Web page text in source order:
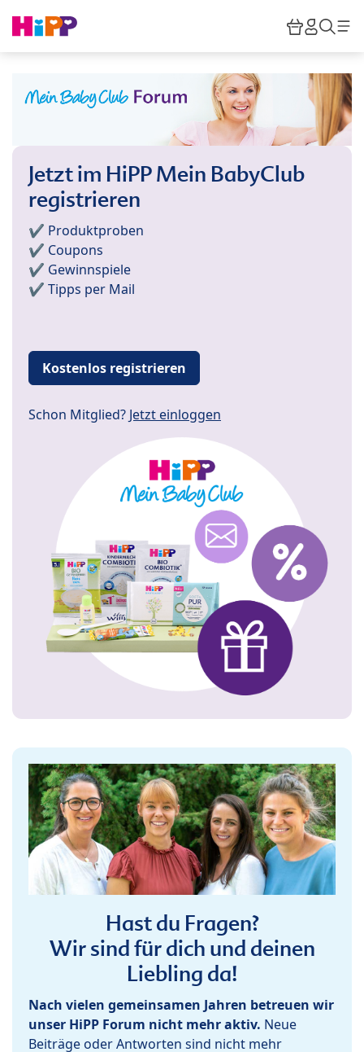
HiPP
Jetzt im HiPP Mein BabyClub
registrieren
✔️ Produktproben
✔️ Coupons
✔️ Gewinnspiele
✔️ Tipps per Mail
Kostenlos registrieren
Schon Mitglied? Jetzt einloggen
Hast du Fragen?
Wir sind für dich und deinen
Liebling da!
Nach vielen gemeinsamen Jahren betreuen wir
unser HiPP Forum nicht mehr aktiv. Neue
Beiträge oder Antworten sind nicht mehr